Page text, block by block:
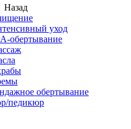
Назад
уход
обертывание
обертывание
педикюр